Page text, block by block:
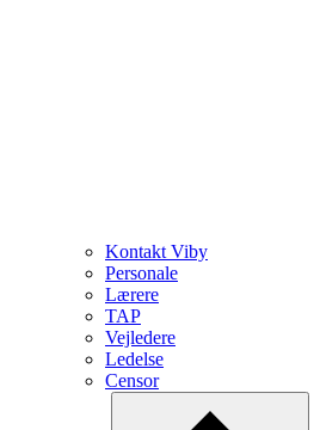
Kontakt Viby
Personale
Lærere
TAP
Vejledere
Ledelse
Censor